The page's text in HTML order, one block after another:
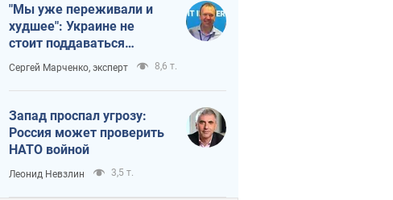
"Мы уже переживали и
худшее": Украине не
стоит поддаваться
отчаянию из-за
ракетного террора
Сергей Марченко, эксперт 8,6 т.
Запад проспал угрозу:
Россия может проверить
НАТО войной
Леонид Невзлин 3,5 т.